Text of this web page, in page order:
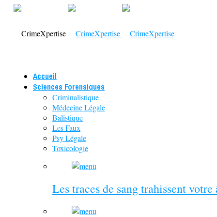
Accueil
Sciences Forensiques
Criminalistique
Médecine Légale
Balistique
Les Faux
Psy Légale
Toxicologie
Les traces de sang trahissent votre